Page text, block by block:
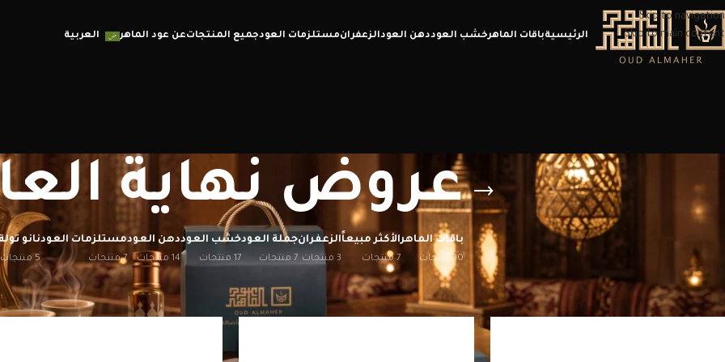
Skip to navigation
Skip to main content
الرئيسيةباقات الماهرخشب العوددهن العودالزعفرانمستلزمات العودجميع المنتجاتعن عود الماهر العربية
عروض نهاية
باقات الماهر
10 منتجات
الأكثر مبيعاً
7 منتجات
الزعفران
3 منتجات
جملة العود
7 منتجات
خشب العود
17 منتجات
دهن العود
14 منتجات
مستلزمات العود
7 منتجات
نانو
5 منتجات
الرئيسية/ منتجات تحت الوسم “عروض نهاية العام” إظهار 12
20